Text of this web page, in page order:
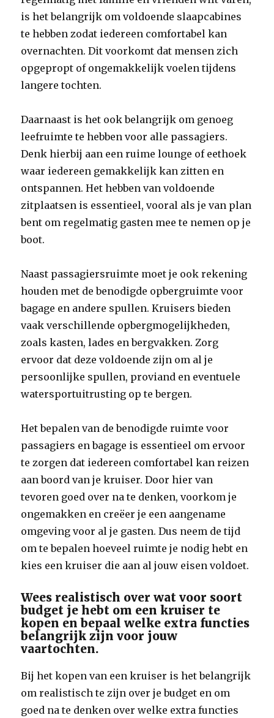
is het belangrijk om voldoende slaapcabines
te hebben zodat iedereen comfortabel kan
overnachten. Dit voorkomt dat mensen zich
opgepropt of ongemakkelijk voelen tijdens
langere tochten.
Daarnaast is het ook belangrijk om genoeg
leefruimte te hebben voor alle passagiers.
Denk hierbij aan een ruime lounge of eethoek
waar iedereen gemakkelijk kan zitten en
ontspannen. Het hebben van voldoende
zitplaatsen is essentieel, vooral als je van plan
bent om regelmatig gasten mee te nemen op je
boot.
Naast passagiersruimte moet je ook rekening
houden met de benodigde opbergruimte voor
bagage en andere spullen. Kruisers bieden
vaak verschillende opbergmogelijkheden,
zoals kasten, lades en bergvakken. Zorg
ervoor dat deze voldoende zijn om al je
persoonlijke spullen, proviand en eventuele
watersportuitrusting op te bergen.
Het bepalen van de benodigde ruimte voor
passagiers en bagage is essentieel om ervoor
te zorgen dat iedereen comfortabel kan reizen
aan boord van je kruiser. Door hier van
tevoren goed over na te denken, voorkom je
ongemakken en creëer je een aangename
omgeving voor al je gasten. Dus neem de tijd
om te bepalen hoeveel ruimte je nodig hebt en
kies een kruiser die aan al jouw eisen voldoet.
Wees realistisch over wat voor soort
budget je hebt om een ​​kruiser te
kopen en bepaal welke extra functies
belangrijk zijn voor jouw
vaartochten.
Bij het kopen van een kruiser is het belangrijk
om realistisch te zijn over je budget en om
goed na te denken over welke extra functies